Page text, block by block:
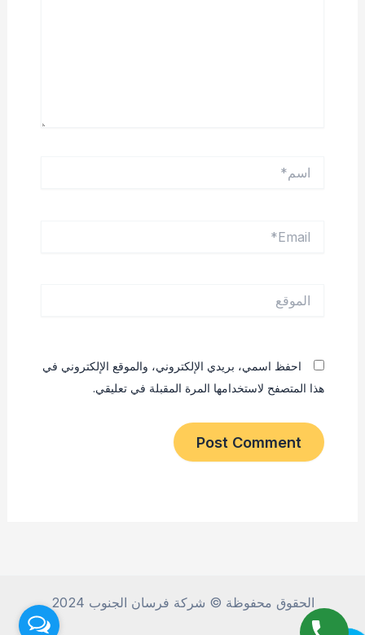
احفظ اسمي، بريدي الإلكتروني، والموقع الإلكتروني في
هذا المتصفح لاستخدامها المرة المقبلة في تعليقي.
الحقوق محفوظة © شركة فرسان الجنوب 2024